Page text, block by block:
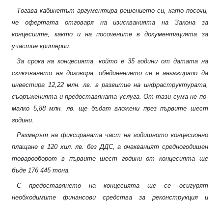
Тогава кабинетът аргументира решението си, като посочи,
че офертата отговаря на изискванията на Закона за
концесиите, както и на посочените в документацията за
участие критерии.
За срока на концесията, който е 35 години от датата на
сключването на договора, обединението се е ангажирало да
инвестира 12,22 млн. лв. в развитие на инфраструктурата,
съоръженията и предоставяната услуга. От тази сума не по-
малко 5,88 млн. лв. ще бъдат вложени през първите шест
години.
Размерът на фиксираната част на годишното концесионно
плащане е 120 хил. лв. без ДДС, а очакваният средногодишен
товарооборот в първите шест години от концесията ще
бъде 176 445 тона.
С предоставянето на концесията ще се осигурят
необходимите финансови средства за реконструкция и